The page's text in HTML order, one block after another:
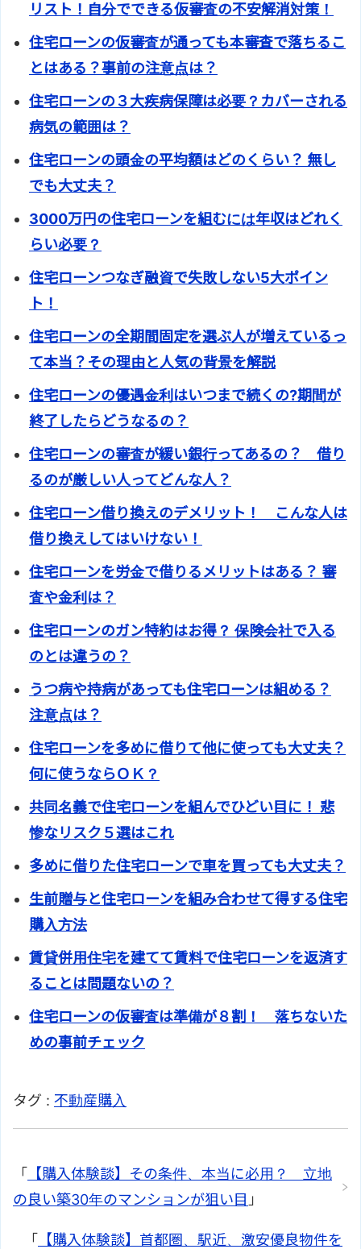
リスト！自分でできる仮審査の不安解消対策！
住宅ローンの仮審査が通っても本審査で落ちるこ
とはある？事前の注意点は？
住宅ローンの３大疾病保障は必要？カバーされる
病気の範囲は？
住宅ローンの頭金の平均額はどのくらい？ 無し
でも大丈夫？
3000万円の住宅ローンを組むには年収はどれく
らい必要？
住宅ローンつなぎ融資で失敗しない5大ポイン
ト！
住宅ローンの全期間固定を選ぶ人が増えているっ
て本当？その理由と人気の背景を解説
住宅ローンの優遇金利はいつまで続くの?期間が
終了したらどうなるの？
住宅ローンの審査が緩い銀行ってあるの？ 借り
るのが厳しい人ってどんな人？
住宅ローン借り換えのデメリット！ こんな人は
借り換えしてはいけない！
住宅ローンを労金で借りるメリットはある？ 審
査や金利は？
住宅ローンのガン特約はお得？ 保険会社で入る
のとは違うの？
うつ病や持病があっても住宅ローンは組める？
注意点は？
住宅ローンを多めに借りて他に使っても大丈夫？
何に使うならＯＫ？
共同名義で住宅ローンを組んでひどい目に！ 悲
惨なリスク５選はこれ
多めに借りた住宅ローンで車を買っても大丈夫？
生前贈与と住宅ローンを組み合わせて得する住宅
購入方法
賃貸併用住宅を建てて賃料で住宅ローンを返済す
ることは問題ないの？
住宅ローンの仮審査は準備が８割！ 落ちないた
めの事前チェック
タグ : 不動産購入
「
【購入体験談】その条件、本当に必用？ 立地
の良い築30年のマンションが狙い目 」
「 【購入体験談】首都圏、駅近、激安優良物件を